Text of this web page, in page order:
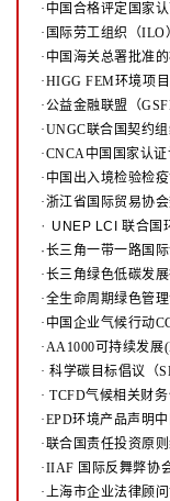
·中国合格评定国家
·国际劳工组织（
·中国海关总署批准
·HIGG FEM环境项
·公益金融联盟（
·UNGC联合国契约
·CNCA中国国家认
·中国出入境检验检
·浙江省国际贸易协
· UNEP LCI 联合国
·长三角一带一路国
·长三角绿色低碳发
·全生命周期绿色管
·中国企业气候行动
·AA1000可持续发展
·科学碳目标倡议（
·TCFD气候相关财
·EPD环境产品声明
·联合国责任投资原
·IIAF 国际反舞弊协
·上海市企业法律顾